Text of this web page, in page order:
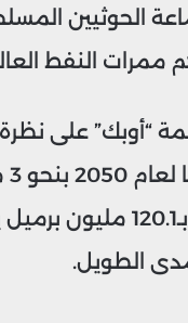
الحوثيين
ممرات النفط
“أوبك” على
برميل يوميًا
الطويل.